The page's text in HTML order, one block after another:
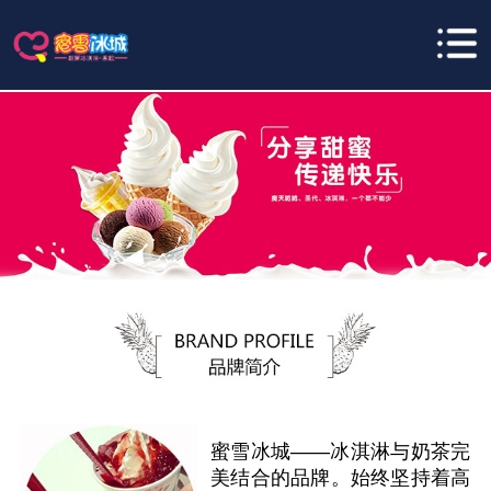
蜜雪冰城——冰淇淋与奶茶完
美结合的品牌。始终坚持着高